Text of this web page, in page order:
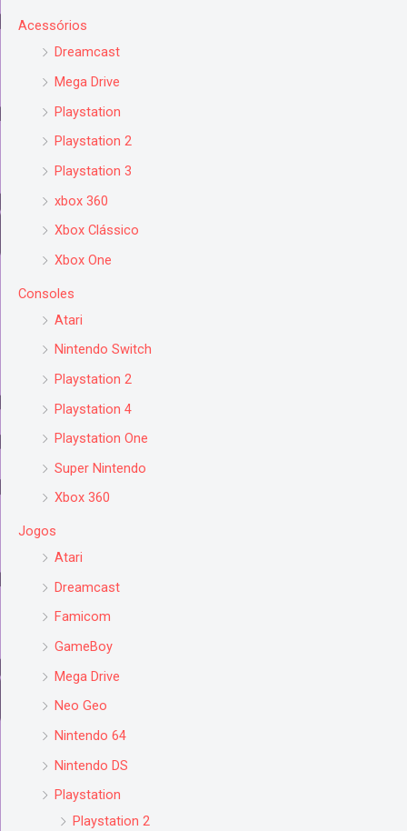
Acessórios
Dreamcast
Mega Drive
Playstation
Playstation 2
Playstation 3
xbox 360
Xbox Clássico
Xbox One
Consoles
Atari
Nintendo Switch
Playstation 2
Playstation 4
Playstation One
Super Nintendo
Xbox 360
Jogos
Atari
Dreamcast
Famicom
GameBoy
Mega Drive
Neo Geo
Nintendo 64
Nintendo DS
Playstation
Playstation 2